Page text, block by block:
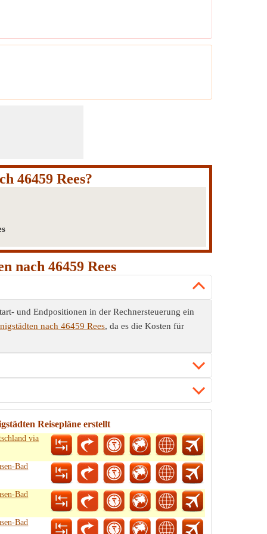
46459 Rees?
nach 46459 Rees
und Endpositionen in der Rechnersteuerung ein
nach 46459 Rees, da es die Kosten für
Reisepläne erstellt
via
Bad
Bad
Bad